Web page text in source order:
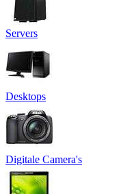
Servers
Desktops
Digitale Camera's